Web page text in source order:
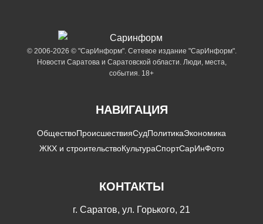
© 2006-2026 © "СарИнформ". Сетевое издание "СарИнформ".
Новости Саратова и Саратовской области. Люди, места,
события. 18+
НАВИГАЦИЯ
ОбществоПроисшествияСудПолитикаЭкономика
ЖКХ и строительствоКультураСпортСарИнФото
КОНТАКТЫ
г. Саратов, ул. Горького, 21